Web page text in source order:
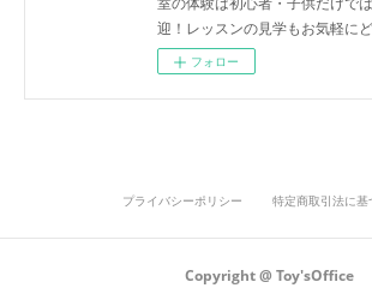
迎！レッスンの見学もお気軽に
フォロー
プライバシーポリシー 特定商取引法に基
Copyright @ Toy'sOffice